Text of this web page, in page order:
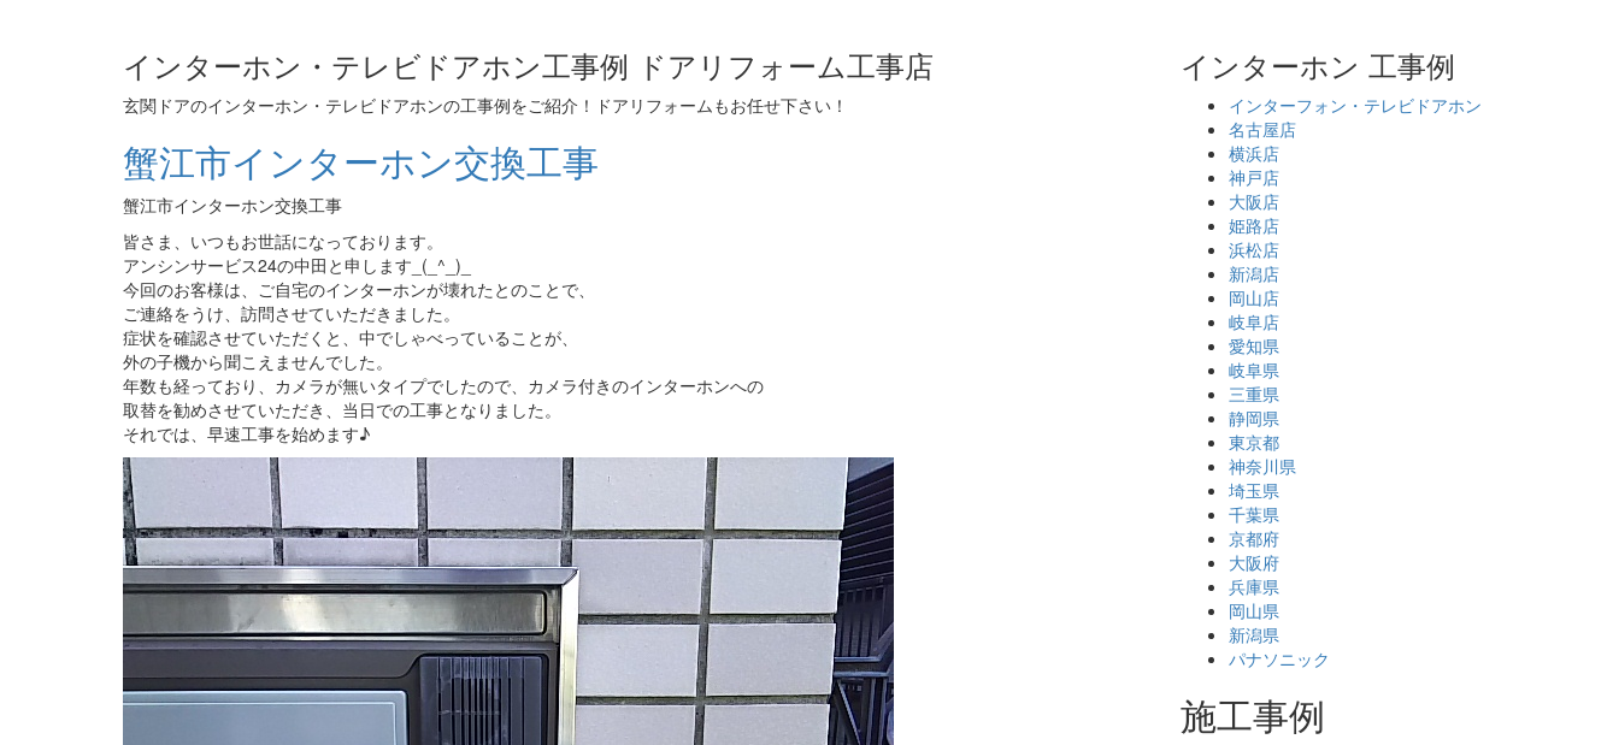
インターホン・テレビドアホン工事例 ドアリフォーム工事店
玄関ドアのインターホン・テレビドアホンの工事例をご紹介！ドアリフォームもお任せ下さい！
蟹江市インターホン交換工事
蟹江市インターホン交換工事
皆さま、いつもお世話になっております。
アンシンサービス24の中田と申します_(_^_)_
今回のお客様は、ご自宅のインターホンが壊れたとのことで、
ご連絡をうけ、訪問させていただきました。
症状を確認させていただくと、中でしゃべっていることが、
外の子機から聞こえませんでした。
年数も経っており、カメラが無いタイプでしたので、カメラ付きのインターホンへの
取替を勧めさせていただき、当日での工事となりました。
それでは、早速工事を始めます♪
インターホン 工事例
インターフォン・テレビドアホン
名古屋店
横浜店
神戸店
大阪店
姫路店
浜松店
新潟店
岡山店
岐阜店
愛知県
岐阜県
三重県
静岡県
東京都
神奈川県
埼玉県
千葉県
京都府
大阪府
兵庫県
岡山県
新潟県
パナソニック
施工事例